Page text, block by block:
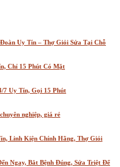
Uy Tín – Thợ Giỏi Sửa Tại Chỗ
Chỉ 15 Phút Có Mặt
7 Uy Tín, Gọi 15 Phút
nghiệp, giá rẻ
Linh Kiện Chính Hãng, Thợ Giỏi
Ngay, Bắt Bệnh Đúng, Sửa Triệt Để